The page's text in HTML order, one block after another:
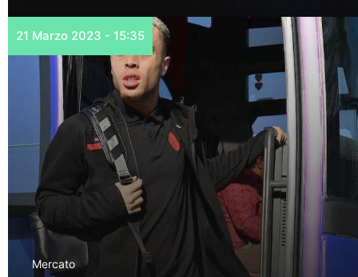
21 Marzo 2023 - 15:35
Mercato